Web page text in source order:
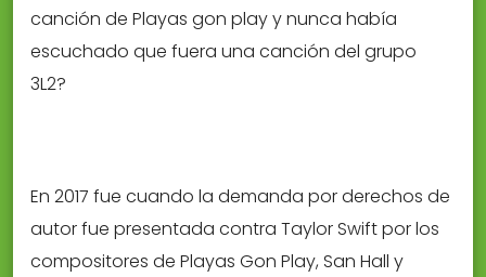
canción de Playas gon play y nunca había
escuchado que fuera una canción del grupo
3L2?
En 2017 fue cuando la demanda por derechos de
autor fue presentada contra Taylor Swift por los
compositores de Playas Gon Play, San Hall y